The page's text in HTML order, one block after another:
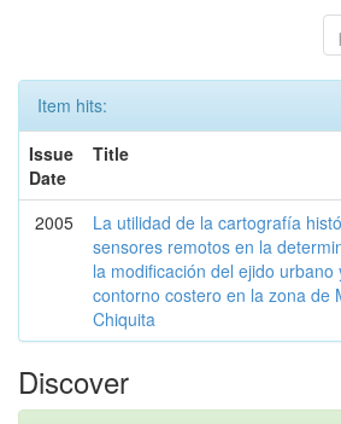
Item hits:
Issue
Date
Title
2005
La utilidad de la cartografía
sensores remotos en la
la modificación del ejido urbano
contorno costero en la zona de
Chiquita
Discover